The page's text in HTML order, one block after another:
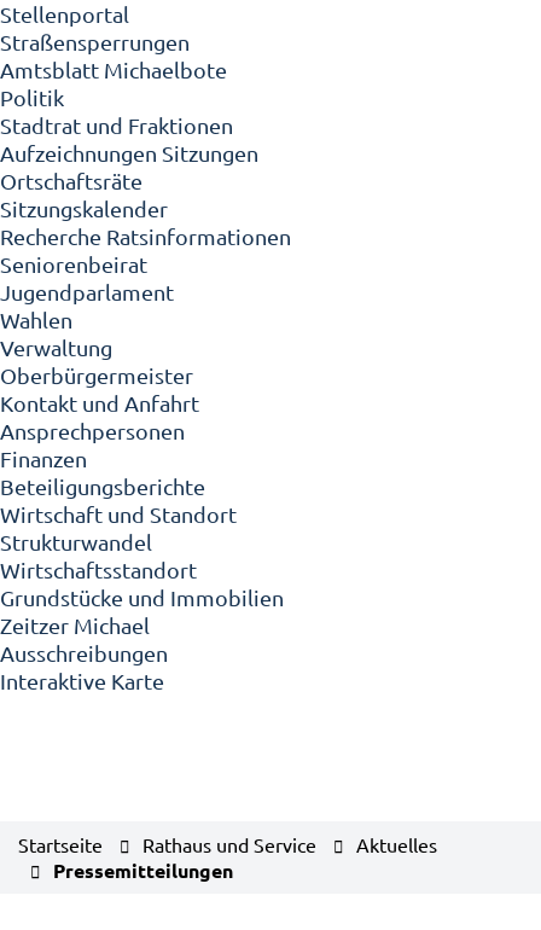
Stellenportal
Straßensperrungen
Amtsblatt Michaelbote
Politik
Stadtrat und Fraktionen
Aufzeichnungen Sitzungen
Ortschaftsräte
Sitzungskalender
Recherche Ratsinformationen
Seniorenbeirat
Jugendparlament
Wahlen
Verwaltung
Oberbürgermeister
Kontakt und Anfahrt
Ansprechpersonen
Finanzen
Beteiligungsberichte
Wirtschaft und Standort
Strukturwandel
Wirtschaftsstandort
Grundstücke und Immobilien
Zeitzer Michael
Ausschreibungen
Interaktive Karte
Startseite Rathaus und Service Aktuelles
Pressemitteilungen